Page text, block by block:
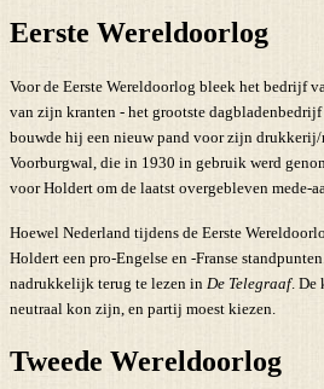
Eerste Wereldoorlog
Voor de Eerste Wereldoorlog bleek het bedrijf
van zijn kranten - het grootste
bouwde hij een nieuw pand voor zijn drukkerij/
Voorburgwal, die in 1930 in gebruik werd
voor Holdert om de laatst overgebleven mede-
Hoewel Nederland tijdens de Eerste
Holdert een pro-Engelse en -Franse
nadrukkelijk terug te lezen in De Telegraaf. De
neutraal kon zijn, en partij moest kiezen.
Tweede Wereldoorlog